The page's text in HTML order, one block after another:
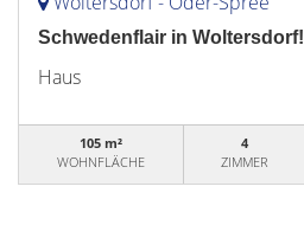
Schwedenflair in Woltersdorf!
Haus
105 m²
WOHNFLÄCHE
4
ZIMMER